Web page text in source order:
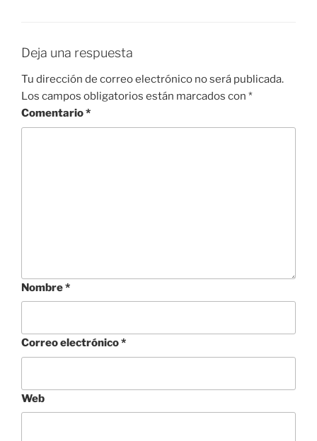
Deja una respuesta
Tu dirección de correo electrónico no será publicada.
Los campos obligatorios están marcados con *
Comentario*
Nombre*
Correo electrónico*
Web